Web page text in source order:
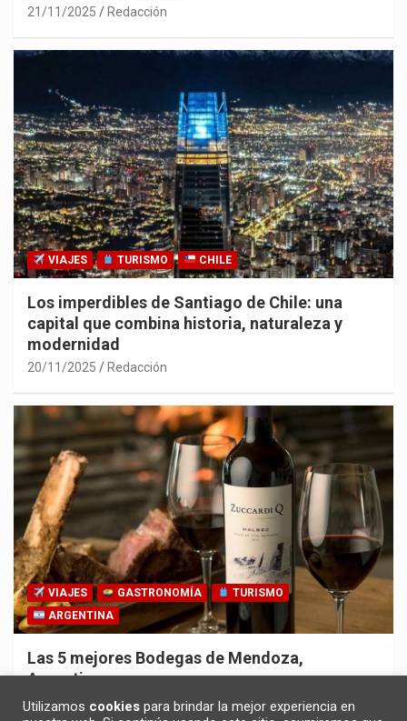
21/11/2025 Redacción
VIAJES TURISMO CHILE
Los imperdibles de Santiago de Chile: una
capital que combina historia, naturaleza y
modernidad
20/11/2025 Redacción
VIAJES GASTRONOMÍA
TURISMO
ARGENTINA
Las 5 mejores Bodegas de Mendoza,
Argentina
30/10/2025 Redacción
Utilizamos cookies para brindar la mejor experiencia en